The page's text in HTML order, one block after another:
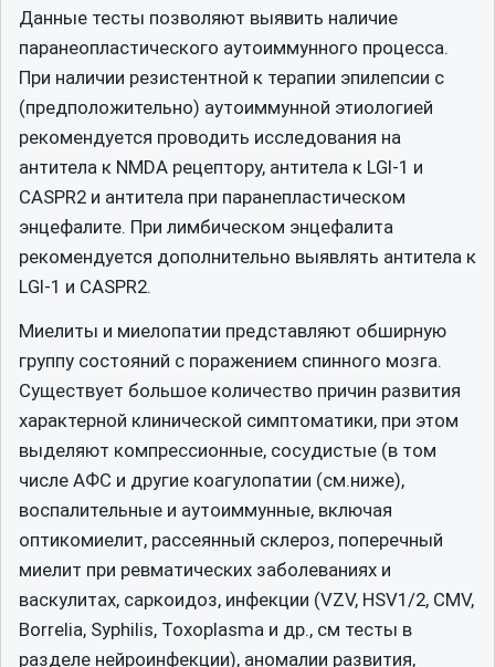
Данные тесты позволяют выявить наличие
паранеопластического аутоиммунного процесса.
При наличии резистентной к терапии эпилепсии с
(предположительно) аутоиммунной этиологией
рекомендуется проводить исследования на
антитела к NMDA рецептору, антитела к LGI-1 и
CASPR2 и антитела при паранепластическом
энцефалите. При лимбическом энцефалита
рекомендуется дополнительно выявлять антитела к
LGI-1 и CASPR2.
Миелиты и миелопатии представляют обширную
группу состояний с поражением спинного мозга.
Существует большое количество причин развития
характерной клинической симптоматики, при этом
выделяют компрессионные, сосудистые (в том
числе АФС и другие коагулопатии (см.ниже),
воспалительные и аутоиммунные, включая
оптикомиелит, рассеянный склероз, поперечный
миелит при ревматических заболеваниях и
васкулитах, саркоидоз, инфекции (VZV, HSV1/2, CMV,
Borrelia, Syphilis, Toxoplasma и др., см тесты в
разделе нейроинфекции), аномалии развития,